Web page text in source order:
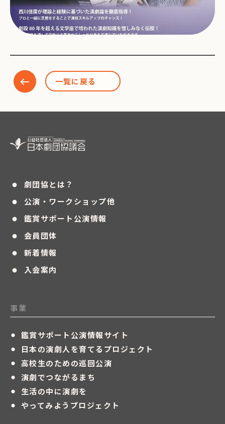
一覧に戻る
・ 劇団協とは？
・ 公演・ワークショップ他
・ 鑑賞サポート公演情報
・ 会員団体
・ 新着情報
・ 入会案内
事業
・ 鑑賞サポート公演情報サイト
・ 日本の演劇人を育てるプロジェクト
・ 高校生のための巡回公演
・ 演劇でつながるまち
・ 生活の中に演劇を
・ やってみようプロジェクト